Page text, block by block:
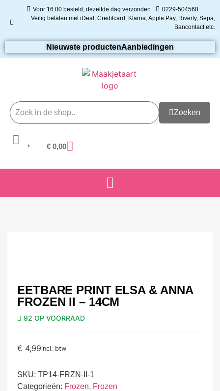
Voor 16:00 besteld, dezelfde dag verzonden
0229-504560
Veilig betalen met iDeal, Creditcard, Klarna, Apple Pay, Riverty, Sepa,
Bancontact etc.
Nieuwste productenAanbiedingen
Zoeken
€ 0,00
EETBARE PRINT ELSA & ANNA
FROZEN II – 14CM
92 OP VOORRAAD
€ 4,99incl. btw
SKU: TP14-FRZN-II-1
Categorieën: Frozen, Frozen